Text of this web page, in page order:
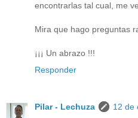
encontrarlas tal cual, me
Mira que hago preguntas
¡¡¡ Un abrazo !!!
Responder
Pilar - Lechuza
12 de